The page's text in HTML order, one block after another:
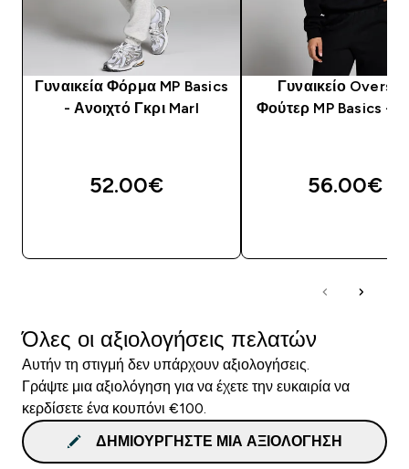
Γυναικεία Φόρμα MP Basics
- Ανοιχτό Γκρι Marl
52.00€‎
Γυναικείο
Φούτερ MP Basics -
56.00€‎
Όλες οι αξιολογήσεις πελατών
Αυτήν τη στιγμή δεν υπάρχουν αξιολογήσεις.
Γράψτε μια αξιολόγηση για να έχετε την ευκαιρία να
κερδίσετε ένα κουπόνι €100.
ΔΗΜΙΟΥΡΓΉΣΤΕ ΜΙΑ ΑΞΙΟΛΌΓΗΣΗ